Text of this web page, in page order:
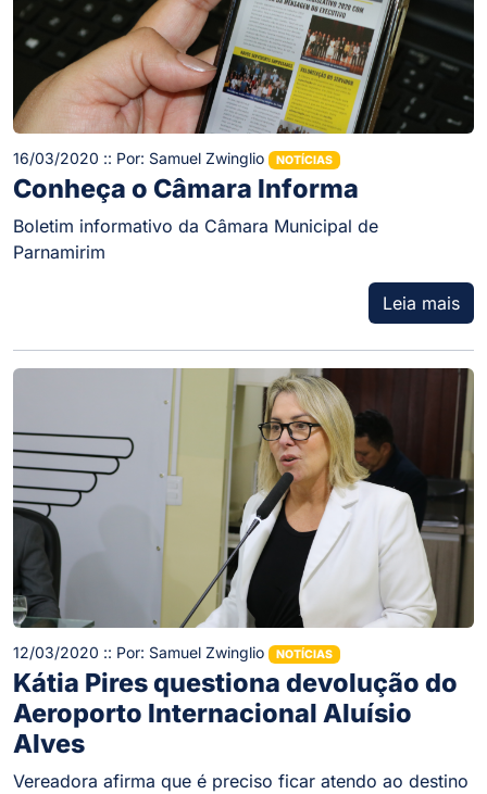
16/03/2020 :: Por: Samuel Zwinglio NOTÍCIAS
Conheça o Câmara Informa
Boletim informativo da Câmara Municipal de
Parnamirim
Leia mais
12/03/2020 :: Por: Samuel Zwinglio NOTÍCIAS
Kátia Pires questiona devolução do
Aeroporto Internacional Aluísio
Alves
Vereadora afirma que é preciso ficar atendo ao destino